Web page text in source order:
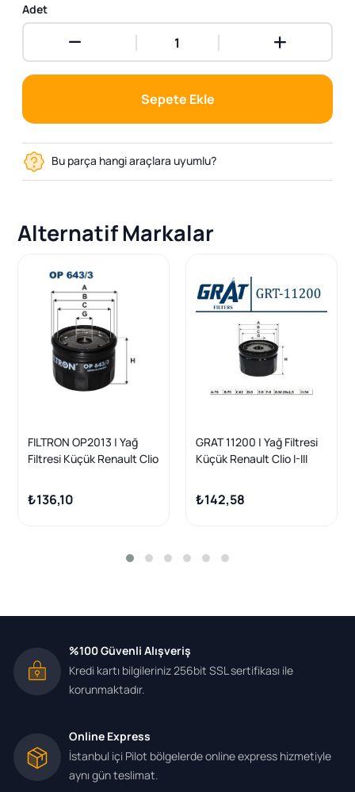
Adet
Sepete Ekle
Bu parça hangi araçlara uyumlu?
Alternatif Markalar
FILTRON OP2013 | Yağ
Filtresi Küçük Renault Clio
Megane I-II Laguna II
Modus Scenic R19 1.6
₺136,10
GRAT 11200 | Yağ Filtresi
Küçük Renault Clio I-III
Laguna Modus Scenic
R19 Dacia Duster Logan
₺142,58
%100 Güvenli Alışveriş
Kredi kartı bilgileriniz 256bit SSL sertifikası ile
korunmaktadır.
Online Express
İstanbul içi Pilot bölgelerde online express hizmetiyle
aynı gün teslimat.